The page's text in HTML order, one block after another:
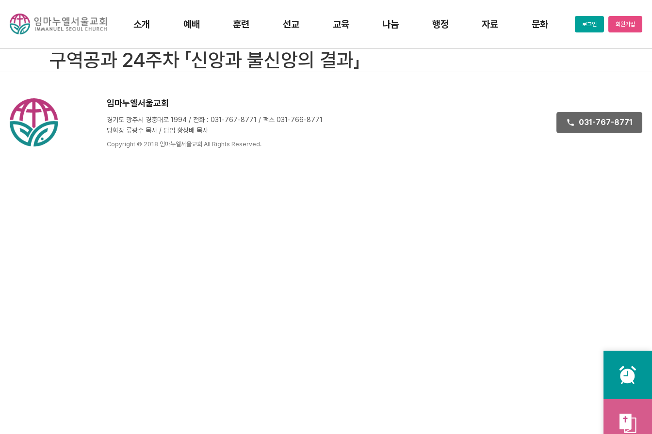
소개 예배 훈련 선교 교육 나눔 행정 자료 문화 로그인 회원가입
구역공과 24주차 「신앙과 불신앙의 결과」
임마누엘서울교회
경기도 광주시 경충대로 1994 / 전화 : 031-767-8771 / 팩스 031-766-8771
당회장 류광수 목사 / 담임 황상배 목사
Copyright © 2018 임마누엘서울교회 All Rights Reserved.
031-767-8771